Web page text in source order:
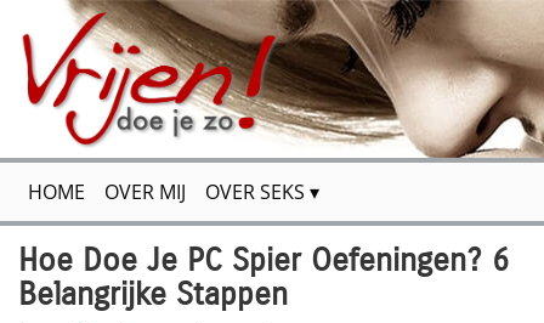
HOME OVER MIJ OVER SEKS
FLIRTEN & VERSIEREN VOOR JOU GETEST
SPANNENDE VERHALEN SITEMAP
Hoe Doe Je PC Spier Oefeningen? 6
Belangrijke Stappen